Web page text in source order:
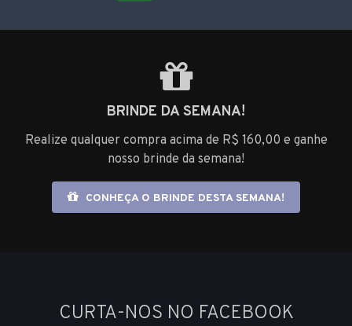
BRINDE DA SEMANA!
Realize qualquer compra acima de R$ 160,00 e ganhe
nosso brinde da semana!
CONHEÇA O BRINDE DESTA SEMANA!
CURTA-NOS NO FACEBOOK